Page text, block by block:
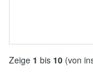
Zeige 1 bis 10 (von